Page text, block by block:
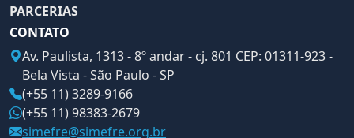
PARCERIAS
CONTATO
Av. Paulista, 1313 - 8º andar - cj. 801 CEP: 01311-923 -
Bela Vista - São Paulo - SP
(+55 11) 3289-9166
(+55 11) 98383-2679
simefre@simefre.org.br